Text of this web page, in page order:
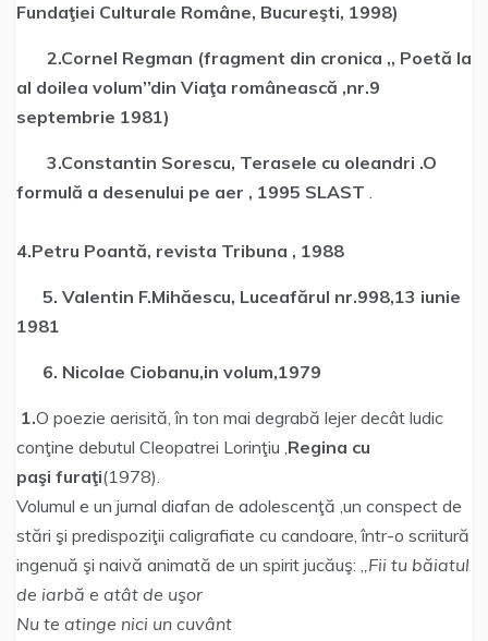
Fundaţiei Culturale Române, Bucureşti, 1998)
2.Cornel Regman (fragment din cronica ,, Poetă la
al doilea volum’’din Viaţa românească ,nr.9
septembrie 1981)
3.Constantin Sorescu, Terasele cu oleandri .O
formulă a desenului pe aer , 1995 SLAST .
4.Petru Poantă, revista Tribuna , 1988
5. Valentin F.Mihăescu, Luceafărul nr.998,13 iunie
1981
6. Nicolae Ciobanu,in volum,1979
1.O poezie aerisită, în ton mai degrabă lejer decât ludic
conţine debutul Cleopatrei Lorinţiu ,Regina cu
paşi furaţi(1978).
Volumul e un jurnal diafan de adolescenţă ,un conspect de
stări şi predispoziţii caligrafiate cu candoare, într-o scriitură
ingenuă şi naivă animată de un spirit jucăuş: ,,Fii tu băiatul
de iarbă e atât de uşor
Nu te atinge nici un cuvânt